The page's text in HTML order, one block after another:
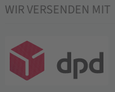
WIR VERSENDEN MIT